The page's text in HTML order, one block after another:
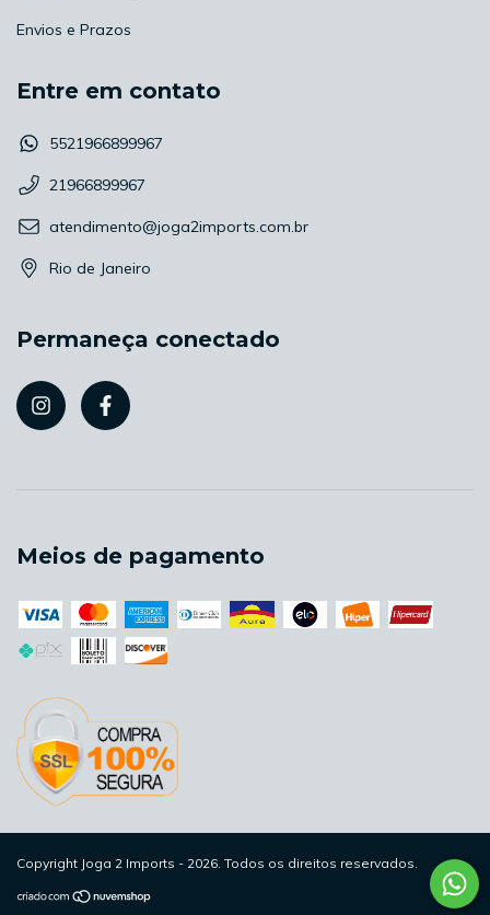
Envios e Prazos
Entre em contato
5521966899967
21966899967
atendimento@joga2imports.com.br
Rio de Janeiro
Permaneça conectado
Meios de pagamento
Copyright Joga 2 Imports - 2026. Todos os direitos reservados.